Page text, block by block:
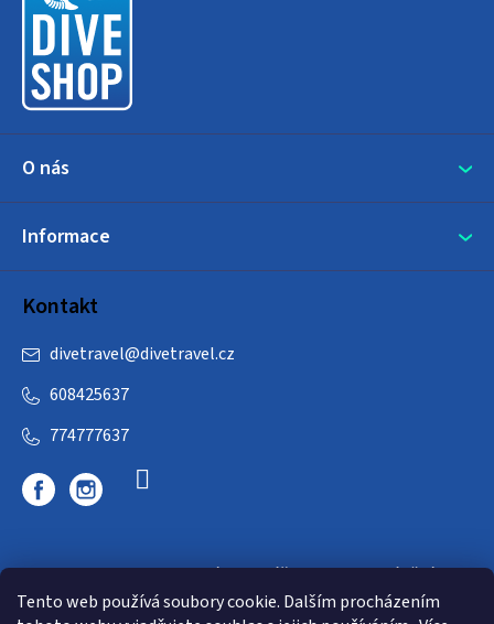
Tento web používá soubory cookie. Dalším procházením
O nás
Informace
Kontakt
divetravel@divetravel.cz
608425637
774777637
DIVETRAVEL - cestovní kancelář - cesty za potápěním